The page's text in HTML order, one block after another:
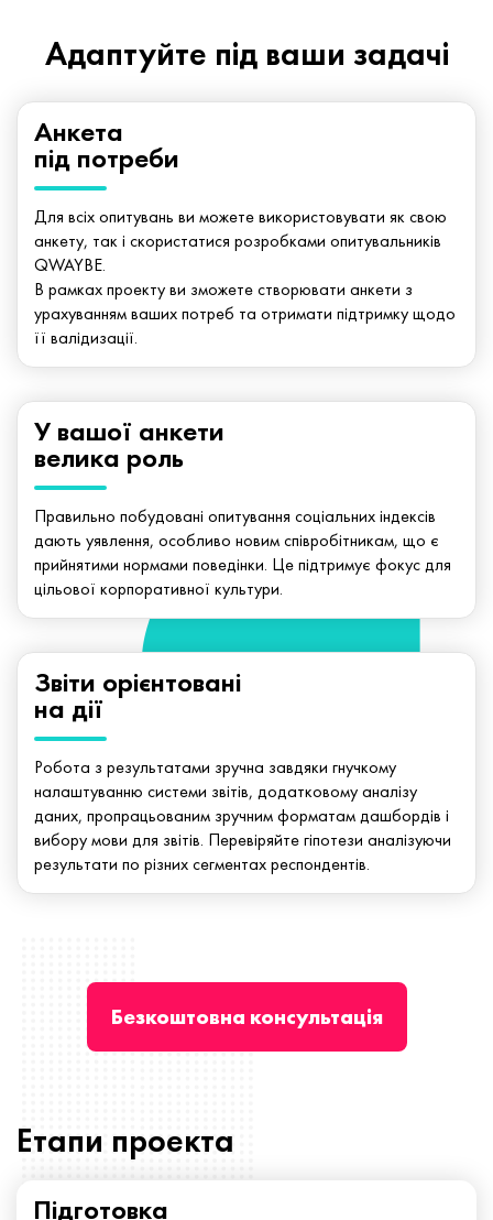
Адаптуйте під ваши задачі
Анкета
під потреби
Для всіх опитувань ви можете використовувати як свою
анкету, так і скористатися розробками опитувальників
QWAYBE.
В рамках проекту ви зможете створювати анкети з
урахуванням ваших потреб та отримати підтримку щодо
її валідизації.
У вашої анкети
велика роль
Правильно побудовані опитування соціальних індексів
дають уявлення, особливо новим співробітникам, що є
прийнятими нормами поведінки. Це підтримує фокус для
цільової корпоративної культури.
Звіти орієнтовані
на дії
Робота з результатами зручна завдяки гнучкому
налаштуванню системи звітів, додатковому аналізу
даних, пропрацьованим зручним форматам дашбордів і
вибору мови для звітів. Перевіряйте гіпотези аналізуючи
результати по різних сегментах респондентів.
Безкоштовна консультація
Етапи проекта
Підготовка